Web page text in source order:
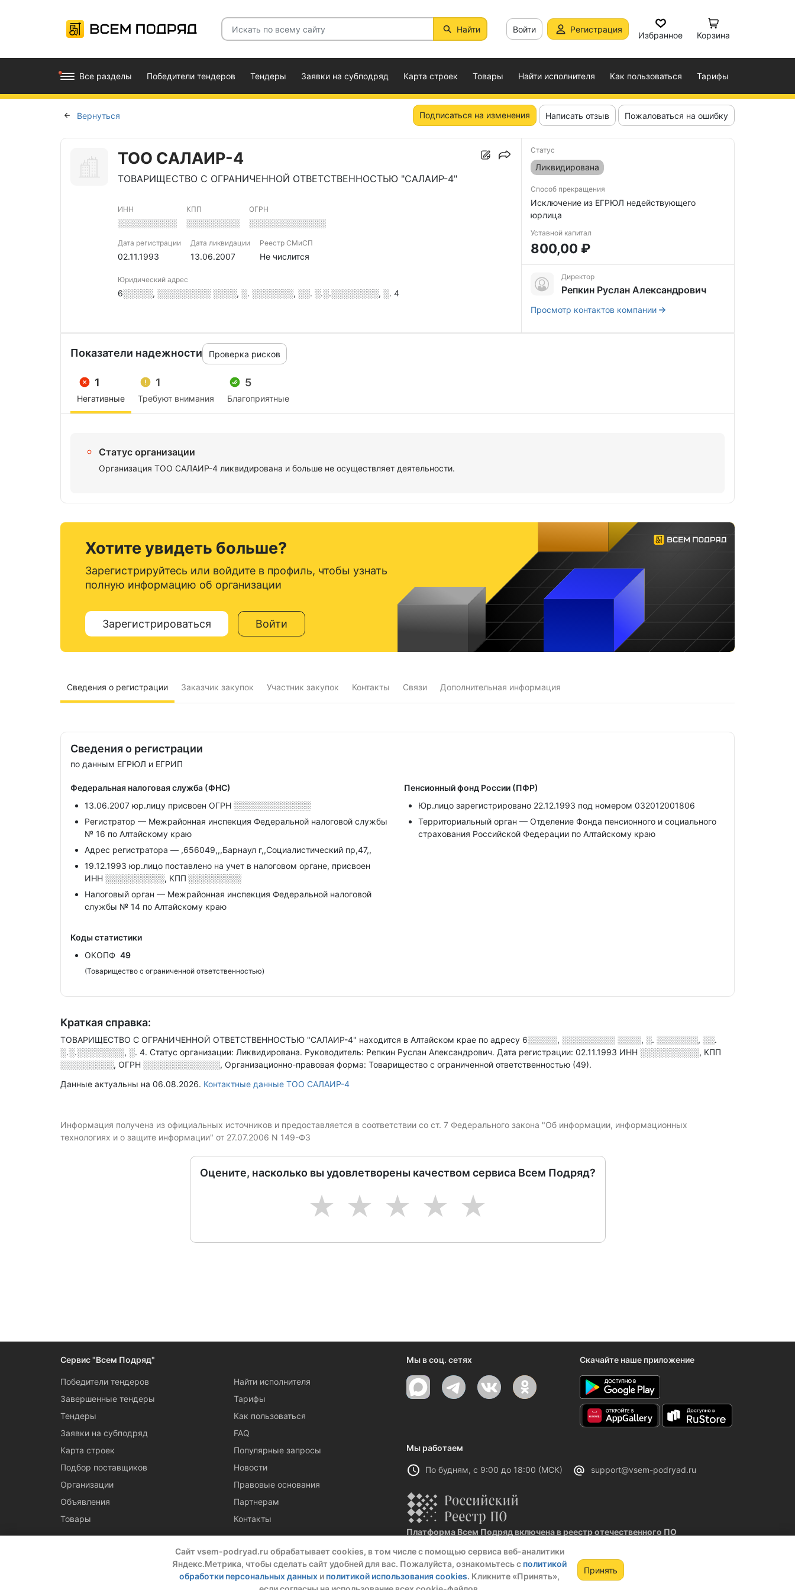
Сайт vsem-podryad.ru обрабатывает cookies, в том числе с помощью сервиса веб-аналитики
Яндекс.Метрика, чтобы сделать сайт удобней для вас. Пожалуйста, ознакомьтесь с политикой
обработки персональных данных и политикой использования cookies. Кликните «Принять»,
Принять
Найти Войти Регистрация
Избранное Корзина
Все разделы Победители тендеров Тендеры Заявки на субподряд Карта строек Товары Найти исполнителя Как пользоваться Тарифы
Вернуться Подписаться на изменения Написать отзыв Пожаловаться на ошибку
ТОО САЛАИР-4
ТОВАРИЩЕСТВО С ОГРАНИЧЕННОЙ ОТВЕТСТВЕННОСТЬЮ "САЛАИР-4"
ИНН
░░░░░░░░░░
КПП
░░░░░░░░░
ОГРН
░░░░░░░░░░░░░
Дата регистрации
02.11.1993
Дата ликвидации
13.06.2007
Реестр СМиСП
Не числится
Юридический адрес
6░░░░░, ░░░░░░░░░ ░░░░, ░. ░░░░░░░, ░░. ░.░.░░░░░░░░, ░. 4
Статус
Ликвидирована
Способ прекращения
Исключение из ЕГРЮЛ недействующего
юрлица
Уставной капитал
800,00 ₽
Директор
Репкин Руслан Александрович
Просмотр контактов компании
Показатели надежности Проверка рисков
1
Негативные
1
Требуют внимания
5
Благоприятные
Статус организации
Организация ТОО САЛАИР-4 ликвидирована и больше не осуществляет деятельности.
Хотите увидеть больше?
Зарегистрируйтесь или войдите в профиль, чтобы узнать
полную информацию об организации
Зарегистрироваться Войти
Сведения о регистрации Заказчик закупок Участник закупок Контакты Связи Дополнительная информация
Сведения о регистрации
по данным ЕГРЮЛ и ЕГРИП
Федеральная налоговая служба (ФНС)
13.06.2007 юр.лицу присвоен ОГРН ░░░░░░░░░░░░░
Регистратор — Межрайонная инспекция Федеральной налоговой службы
№ 16 по Алтайскому краю
Адрес регистратора — ,656049,,,Барнаул г,,Социалистический пр,47,,
19.12.1993 юр.лицо поставлено на учет в налоговом органе, присвоен
ИНН ░░░░░░░░░░, КПП ░░░░░░░░░
Налоговый орган — Межрайонная инспекция Федеральной налоговой
службы № 14 по Алтайскому краю
Пенсионный фонд России (ПФР)
Юр.лицо зарегистрировано 22.12.1993 под номером 032012001806
Территориальный орган — Отделение Фонда пенсионного и социального
страхования Российской Федерации по Алтайскому краю
Коды статистики
ОКОПФ 49
(Товарищество с ограниченной ответственностью)
Краткая справка:
ТОВАРИЩЕСТВО С ОГРАНИЧЕННОЙ ОТВЕТСТВЕННОСТЬЮ "САЛАИР-4" находится в Алтайском крае по адресу 6░░░░░, ░░░░░░░░░ ░░░░, ░. ░░░░░░░, ░░.
░.░.░░░░░░░░, ░. 4. Статус организации: Ликвидирована. Руководитель: Репкин Руслан Александрович. Дата регистрации: 02.11.1993 ИНН ░░░░░░░░░░, КПП
░░░░░░░░░, ОГРН ░░░░░░░░░░░░░, Организационно-правовая форма: Товарищество с ограниченной ответственностью (49).
Данные актуальны на 06.08.2026. Контактные данные ТОО САЛАИР-4
Информация получена из официальных источников и предоставляется в соответствии со ст. 7 Федерального закона "Об информации, информационных
технологиях и о защите информации" от 27.07.2006 N 149-ФЗ
Оцените, насколько вы удовлетворены качеством сервиса Всем Подряд?
5
4
3
2
1
Сервис "Всем Подряд"
Победители тендеров
Завершенные тендеры
Тендеры
Заявки на субподряд
Карта строек
Подбор поставщиков
Организации
Объявления
Товары
Найти исполнителя
Тарифы
Как пользоваться
FAQ
Популярные запросы
Новости
Правовые основания
Партнерам
Контакты
Мы в соц. сетях Скачайте наше приложение
Мы работаем
По будням, с 9:00 до 18:00 (МСК) support@vsem-podryad.ru
Платформа Всем Подряд включена в реестр отечественного ПО